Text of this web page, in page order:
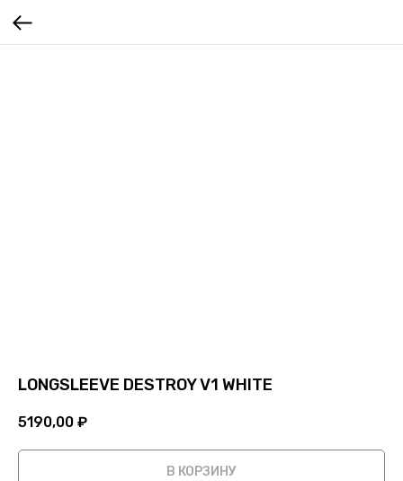
LONGSLEEVE DESTROY V1 WHITE
5190,00 ₽
В КОРЗИНУ